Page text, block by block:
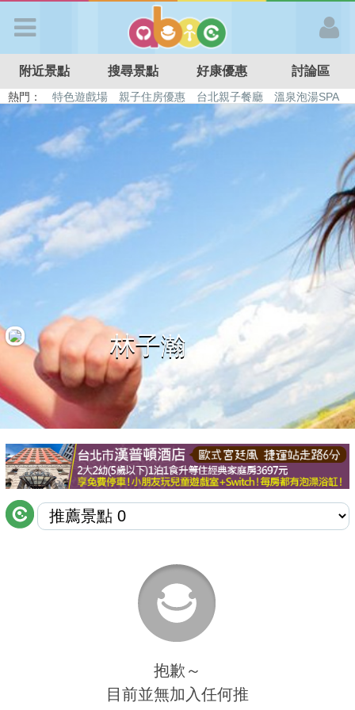
APP登入
首 頁
搜尋景點
好康優惠
最新留言
商家合作
推薦景點
討論區
聯絡我們
附近景點 搜尋景點 好康優惠 討論區
熱門： 特色遊戲場 親子住房優惠 台北親子餐廳
溫泉泡湯SPA
溜滑梯民宿
觀光工廠 日本親子景點
林子瀚
抱歉～
目前並無加入任何推